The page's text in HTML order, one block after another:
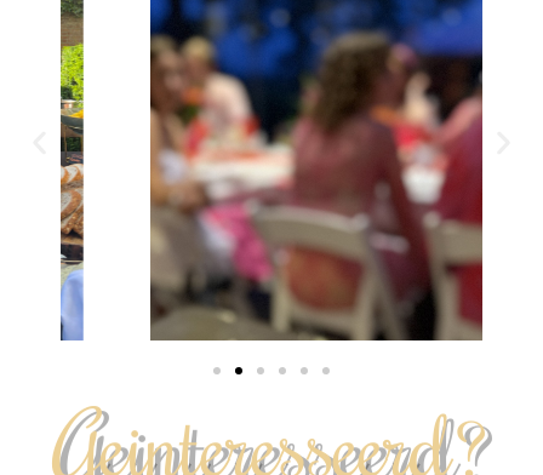
Geinteresseerd?